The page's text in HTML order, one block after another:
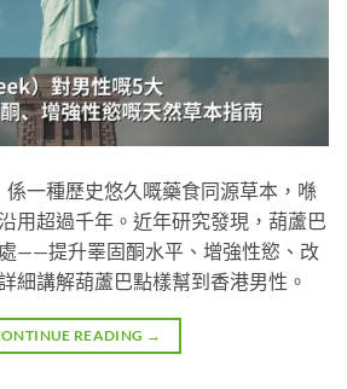
係一種歷史悠久嘅藥食同源草本，喺
用超過千年。近年研究發現，葫蘆巴
——提升睪固酮水平、增強性慾、改
細講解葫蘆巴點樣幫到香港男性。
READING →